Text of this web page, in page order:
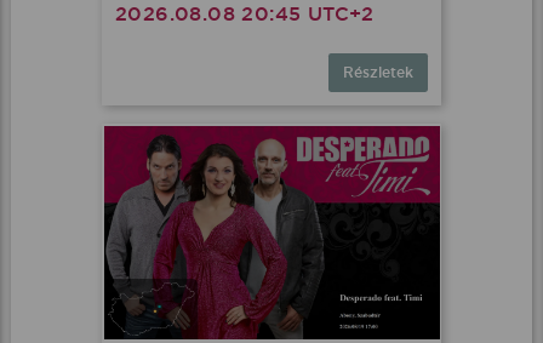
2026.08.08 20:45 UTC+2
Részletek